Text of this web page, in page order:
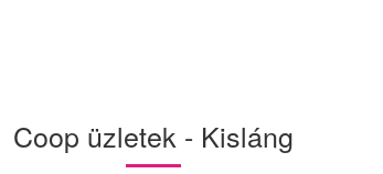
Coop üzletek - Kisláng